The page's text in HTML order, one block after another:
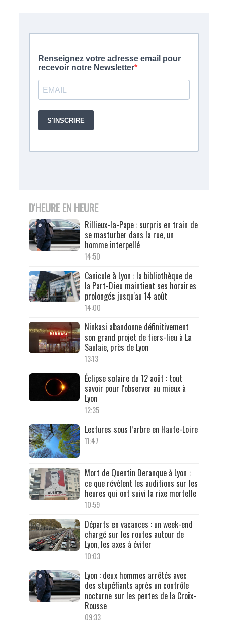
D'HEURE EN HEURE
Rillieux-la-Pape : surpris en train de
se masturber dans la rue, un
homme interpellé
14:50
Canicule à Lyon : la bibliothèque de
la Part-Dieu maintient ses horaires
prolongés jusqu'au 14 août
14:00
Ninkasi abandonne définitivement
son grand projet de tiers-lieu à La
Saulaie, près de Lyon
13:13
Éclipse solaire du 12 août : tout
savoir pour l'observer au mieux à
Lyon
12:35
Lectures sous l’arbre en Haute-Loire
11:47
Mort de Quentin Deranque à Lyon :
ce que révèlent les auditions sur les
heures qui ont suivi la rixe mortelle
10:59
Départs en vacances : un week-end
chargé sur les routes autour de
Lyon, les axes à éviter
10:03
Lyon : deux hommes arrêtés avec
des stupéfiants après un contrôle
nocturne sur les pentes de la Croix-
Rousse
09:33